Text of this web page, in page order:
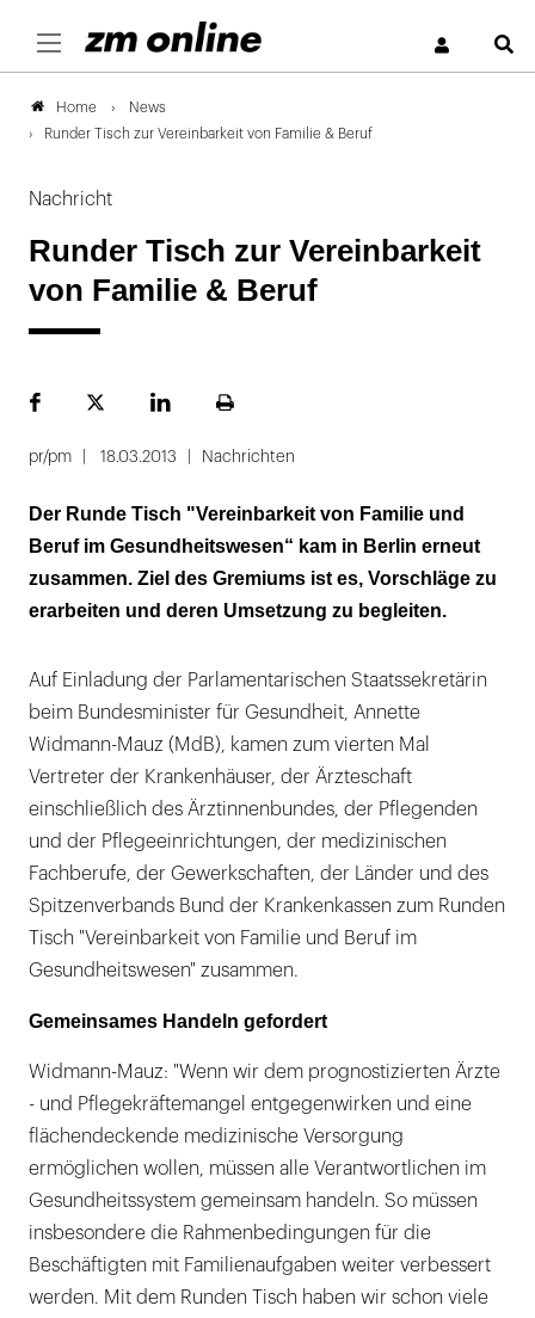
Home
News
Runder Tisch zur Vereinbarkeit von Familie & Beruf
Nachricht
Runder Tisch zur Vereinbarkeit
von Familie & Beruf
FacebookPlattformLinekdInSeite
pr/pm 18.03.2013 Nachrichten
Der Runde Tisch "Vereinbarkeit von Familie und
Beruf im Gesundheitswesen“ kam in Berlin erneut
zusammen. Ziel des Gremiums ist es, Vorschläge zu
erarbeiten und deren Umsetzung zu begleiten.
Auf Einladung der Parlamentarischen Staatssekretärin
beim Bundesminister für Gesundheit, Annette
Widmann-Mauz (MdB), kamen zum vierten Mal
Vertreter der Krankenhäuser, der Ärzteschaft
einschließlich des Ärztinnenbundes, der Pflegenden
und der Pflegeeinrichtungen, der medizinischen
Fachberufe, der Gewerkschaften, der Länder und des
Spitzenverbands Bund der Krankenkassen zum Runden
Tisch "Vereinbarkeit von Familie und Beruf im
Gesundheitswesen" zusammen.
Gemeinsames Handeln gefordert
Widmann-Mauz: "Wenn wir dem prognostizierten Ärzte
- und Pflegekräftemangel entgegenwirken und eine
flächendeckende medizinische Versorgung
ermöglichen wollen, müssen alle Verantwortlichen im
Gesundheitssystem gemeinsam handeln. So müssen
insbesondere die Rahmenbedingungen für die
Beschäftigten mit Familienaufgaben weiter verbessert
werden. Mit dem Runden Tisch haben wir schon viele